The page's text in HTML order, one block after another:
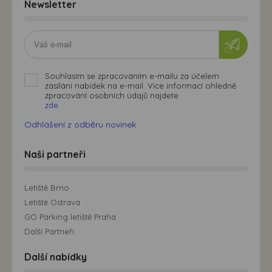
Newsletter
Souhlasím se zpracováním e-mailu za účelem
zasílání nabídek na e-mail. Více informací ohledně
zpracování osobních údajů najdete
zde.
Odhlášení z odběru novinek
Naši partneři
Letiště Brno
Letiště Ostrava
GO Parking letiště Praha
Další Partneři
Další nabídky